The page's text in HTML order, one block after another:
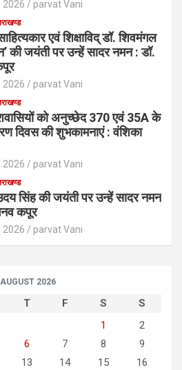
2026 parvat Vani
एवं शिक्षाविद् डॉ. शिवमंगल
की जयंती पर उन्हें सादर नमन : डॉ.
2026 parvat Vani
को अनुच्छेद 370 एवं 35A के
दिवस की शुभकामनाएं : वंशिका
2026 parvat Vani
सिंह की जयंती पर उन्हें सादर नमन
कपूर
2026 parvat Vani
AUGUST 2026
T F S
S
1
2
6 7 8
9
13 14 15
16